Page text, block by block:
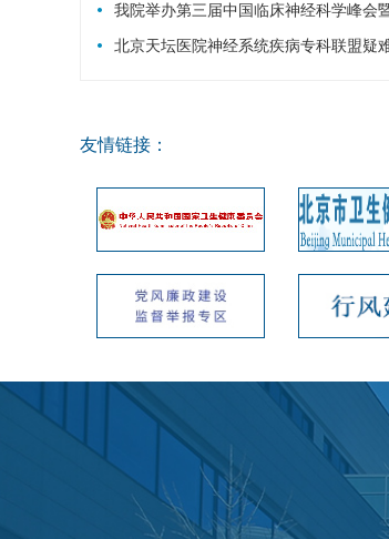
我院举办第三届中国临床神经科学峰会
北京天坛医院神经系统疾病专科联盟疑
友情链接：